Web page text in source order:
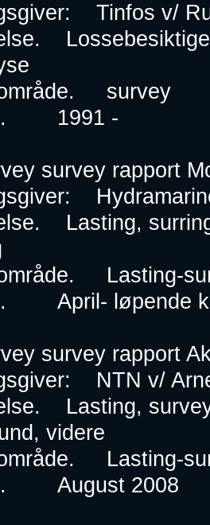
Tinfos v/
survey
1991 -
survey rapport
Lasting,
Lasting-
April- løpende
survey rapport
NTN v/
Lasting,
videre
Lasting-
August 2008